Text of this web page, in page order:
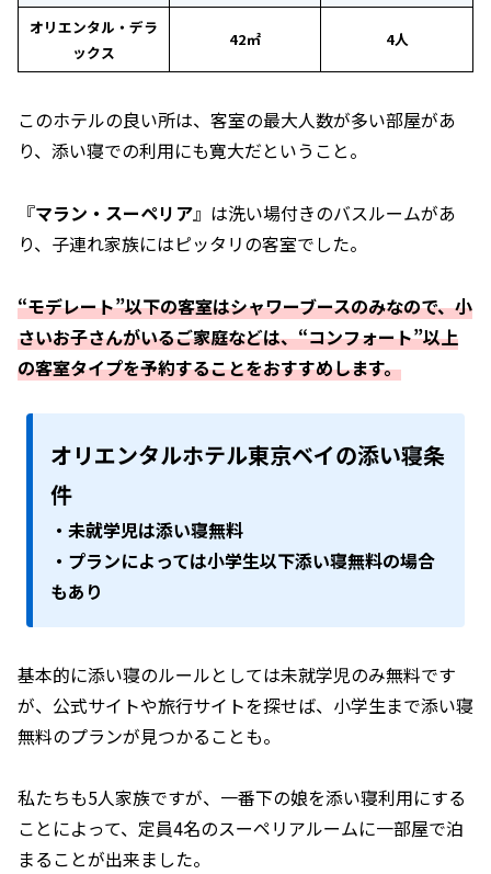
オリエンタル・デラ
ックス
42㎡ 4人
このホテルの良い所は、客室の最大人数が多い部屋があ
り、添い寝での利用にも寛大だということ。
『マラン・スーペリア』は洗い場付きのバスルームがあ
り、子連れ家族にはピッタリの客室でした。
“モデレート”以下の客室はシャワーブースのみなので、小
さいお子さんがいるご家庭などは、“コンフォート”以上
の客室タイプを予約することをおすすめします。
オリエンタルホテル東京ベイの添い寝条
件
・未就学児は添い寝無料
・プランによっては小学生以下添い寝無料の場合
もあり
基本的に添い寝のルールとしては未就学児のみ無料です
が、公式サイトや旅行サイトを探せば、小学生まで添い寝
無料のプランが見つかることも。
私たちも5人家族ですが、一番下の娘を添い寝利用にする
ことによって、定員4名のスーペリアルームに一部屋で泊
まることが出来ました。